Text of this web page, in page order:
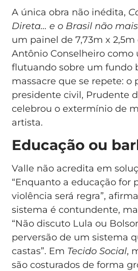
A única obra não inédita,
Direta… e o Brasil não
um painel de 7,73m x
Antônio Conselheiro como
flutuando sobre um fundo
massacre que se repete: o
presidente civil, Prudente
celebrou o extermínio de
artista.
Educação ou
Valle não acredita em
“Enquanto a educação for
violência será regra”,
sistema é contundente,
“Não discuto Lula ou
perversão de um sistema
castas”. Em Tecido Social,
são costurados de forma